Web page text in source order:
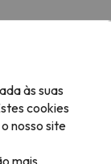
às suas
cookies
nosso site
mais